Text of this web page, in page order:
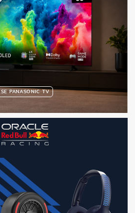
SE PANASONIC TV